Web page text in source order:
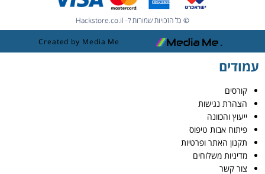
© כל הזכויות שמורות ל- Hackstore.co.il
Created by Media Me
עמודים
קורסים
הצהרת נגישות
ייעוץ והכוונה
פיתוח אבות טיפוס
תקנון האתר ופרטיות
מדיניות משלוחים
צור קשר